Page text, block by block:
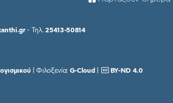
- Τηλ.25413-50814
| Φιλοξενία: G-Cloud BY-ND 4.0